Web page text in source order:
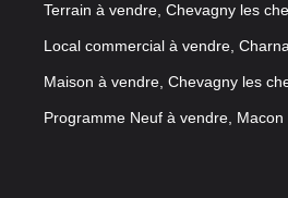
Terrain à vendre, Chevagny les
Local commercial à vendre,
Maison à vendre, Chevagny les
Programme Neuf à vendre, Macon